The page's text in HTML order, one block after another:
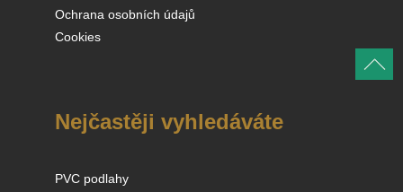
Ochrana osobních údajů
Cookies
Nejčastěji vyhledáváte
PVC podlahy